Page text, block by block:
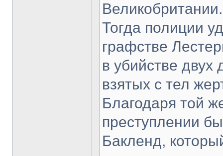
Великобритании.
Тогда полиции
графстве
в убийстве
взятых с тел
Благодаря той
преступлении
Бакленд,